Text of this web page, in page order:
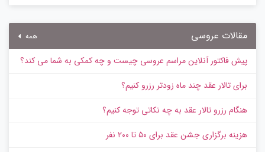
مقالات عروسی همه
پیش‌ فاکتور آنلاین مراسم عروسی چیست و چه کمکی به شما می کند؟
برای تالار عقد چند ماه زودتر رزرو کنیم؟
هنگام رزرو تالار عقد به چه نکاتی توجه کنیم؟
هزینه برگزاری جشن عقد برای ۵۰ تا ۲۰۰ نفر